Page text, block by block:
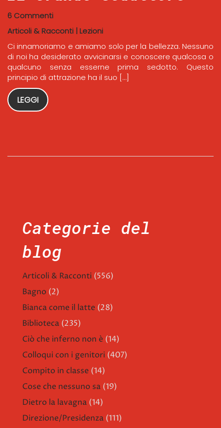
6 Commenti
Articoli & Racconti | Lezioni
Ci innamoriamo e amiamo solo per la bellezza. Nessuno
di noi ha desiderato avvicinarsi e conoscere qualcosa o
qualcuno senza esserne prima sedotto. Questo
principio di attrazione ha il suo […]
LEGGI
Categorie del
blog
Articoli & Racconti (556)
Bagno (2)
Bianca come il latte (28)
Biblioteca (235)
Ciò che inferno non è (14)
Colloqui con i genitori (407)
Compito in classe (14)
Cose che nessuno sa (19)
Dietro la lavagna (14)
Direzione/Presidenza (111)